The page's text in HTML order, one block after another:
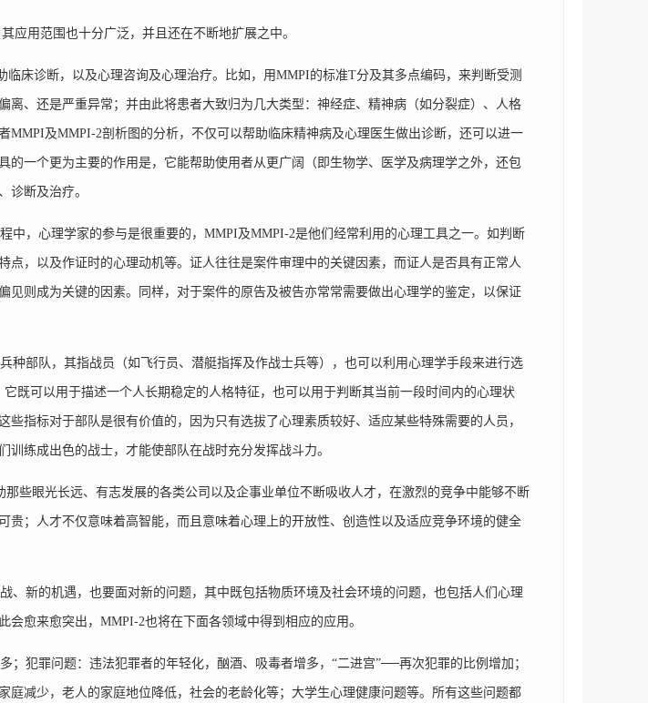
用范围也十分广泛，并且还在不断地扩展之中。
床诊断，以及心理咨询及心理治疗。比如，用MMPI的标准T分及其多点编码，来判断受测
离、还是严重异常；并由此将患者大致归为几大类型：神经症、精神病（如分裂症）、人格
MMPI及MMPI-2剖析图的分析，不仅可以帮助临床精神病及心理医生做出诊断，还可以进一
的一个更为主要的作用是，它能帮助使用者从更广阔（即生物学、医学及病理学之外，还包
诊断及治疗。
中，心理学家的参与是很重要的，MMPI及MMPI-2是他们经常利用的心理工具之一。如判断
点，以及作证时的心理动机等。证人往往是案件审理中的关键因素，而证人是否具有正常人
见则成为关键的因素。同样，对于案件的原告及被告亦常常需要做出心理学的鉴定，以保证
种部队，其指战员（如飞行员、潜艇指挥及作战士兵等），也可以利用心理学手段来进行选
既可以用于描述一个人长期稳定的人格特征，也可以用于判断其当前一段时间内的心理状
些指标对于部队是很有价值的，因为只有选拔了心理素质较好、适应某些特殊需要的人员，
训练成出色的战士，才能使部队在战时充分发挥战斗力。
些眼光长远、有志发展的各类公司以及企事业单位不断吸收人才，在激烈的竞争中能够不断
贵；人才不仅意味着高智能，而且意味着心理上的开放性、创造性以及适应竞争环境的健全
新的机遇，也要面对新的问题，其中既包括物质环境及社会环境的问题，也包括人们心理
会愈来愈突出，MMPI-2也将在下面各领域中得到相应的应用。
犯罪问题：违法犯罪者的年轻化，酗酒、吸毒者增多，“二进宫”──再次犯罪的比例增加；
庭减少，老人的家庭地位降低，社会的老龄化等；大学生心理健康问题等。所有这些问题都